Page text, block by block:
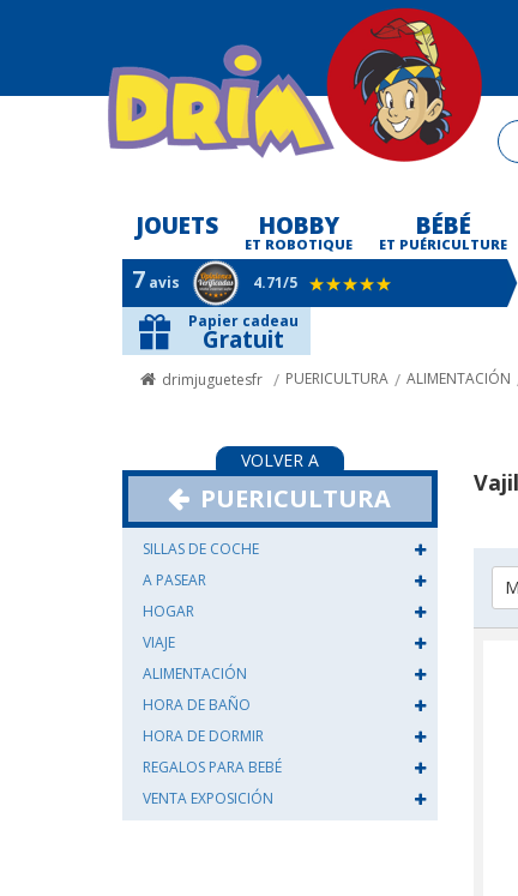
JOUETS HOBBY
ET ROBOTIQUE
BÉBÉ
ET PUÉRICULTURE
7 avis 4.71/5
Papier cadeau
Gratuit
drimjuguetesfr PUERICULTURA ALIMENTACIÓN
VOLVER A
PUERICULTURA
SILLAS DE COCHE
A PASEAR
HOGAR
VIAJE
ALIMENTACIÓN
HORA DE BAÑO
HORA DE DORMIR
REGALOS PARA BEBÉ
VENTA EXPOSICIÓN